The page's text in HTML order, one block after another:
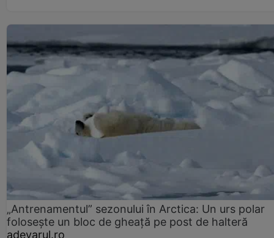
„Antrenamentul” sezonului în Arctica: Un urs polar
folosește un bloc de gheață pe post de halteră
adevarul.ro